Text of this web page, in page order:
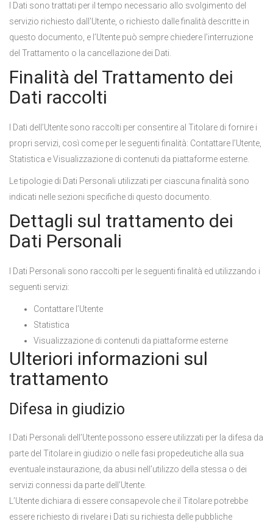
I Dati sono trattati per il tempo necessario allo svolgimento del
servizio richiesto dall’Utente, o richiesto dalle finalità descritte in
questo documento, e l’Utente può sempre chiedere l’interruzione
del Trattamento o la cancellazione dei Dati.
Finalità del Trattamento dei
Dati raccolti
I Dati dell’Utente sono raccolti per consentire al Titolare di fornire i
propri servizi, così come per le seguenti finalità: Contattare l’Utente,
Statistica e Visualizzazione di contenuti da piattaforme esterne.
Le tipologie di Dati Personali utilizzati per ciascuna finalità sono
indicati nelle sezioni specifiche di questo documento.
Dettagli sul trattamento dei
Dati Personali
I Dati Personali sono raccolti per le seguenti finalità ed utilizzando i
seguenti servizi:
Contattare l’Utente
Statistica
Visualizzazione di contenuti da piattaforme esterne
Ulteriori informazioni sul
trattamento
Difesa in giudizio
I Dati Personali dell’Utente possono essere utilizzati per la difesa da
parte del Titolare in giudizio o nelle fasi propedeutiche alla sua
eventuale instaurazione, da abusi nell’utilizzo della stessa o dei
servizi connessi da parte dell’Utente.
L’Utente dichiara di essere consapevole che il Titolare potrebbe
essere richiesto di rivelare i Dati su richiesta delle pubbliche